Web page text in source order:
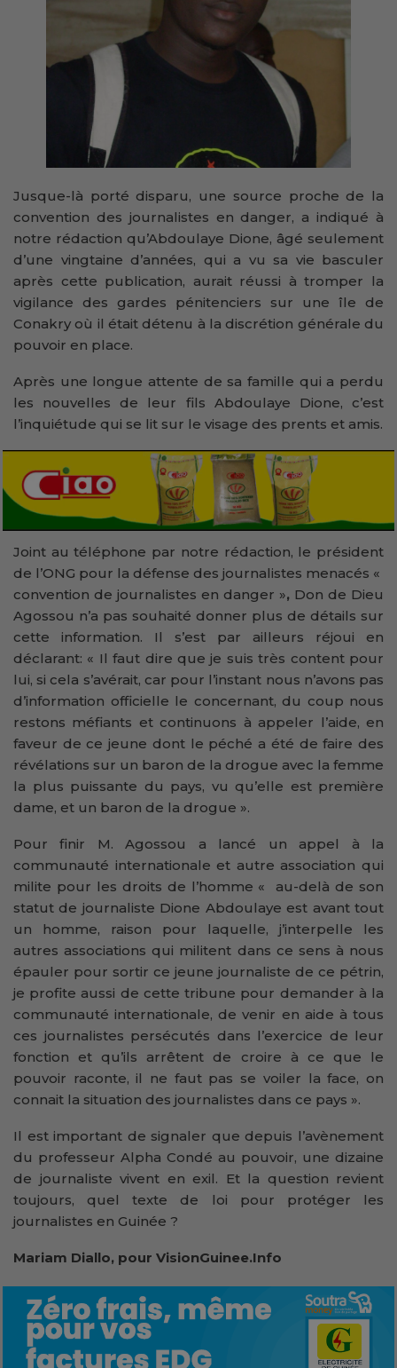
Jusque-là porté disparu, une source proche de la
convention des journalistes en danger, a indiqué à
notre rédaction qu’Abdoulaye Dione, âgé seulement
d’une vingtaine d’années, qui a vu sa vie basculer
après cette publication, aurait réussi à tromper la
vigilance des gardes pénitenciers sur une île de
Conakry où il était détenu à la discrétion générale du
pouvoir en place.
Après une longue attente de sa famille qui a perdu
les nouvelles de leur fils Abdoulaye Dione, c’est
l’inquiétude qui se lit sur le visage des prents et amis.
Joint au téléphone par notre rédaction, le président
de l’ONG pour la défense des journalistes menacés «
convention de journalistes en danger », Don de Dieu
Agossou n’a pas souhaité donner plus de détails sur
cette information. Il s’est par ailleurs réjoui en
déclarant: « Il faut dire que je suis très content pour
lui, si cela s’avérait, car pour l’instant nous n’avons pas
d’information officielle le concernant, du coup nous
restons méfiants et continuons à appeler l’aide, en
faveur de ce jeune dont le péché a été de faire des
révélations sur un baron de la drogue avec la femme
la plus puissante du pays, vu qu’elle est première
dame, et un baron de la drogue ».
Pour finir M. Agossou a lancé un appel à la
communauté internationale et autre association qui
milite pour les droits de l’homme « au-delà de son
statut de journaliste Dione Abdoulaye est avant tout
un homme, raison pour laquelle, j’interpelle les
autres associations qui militent dans ce sens à nous
épauler pour sortir ce jeune journaliste de ce pétrin,
je profite aussi de cette tribune pour demander à la
communauté internationale, de venir en aide à tous
ces journalistes persécutés dans l’exercice de leur
fonction et qu’ils arrêtent de croire à ce que le
pouvoir raconte, il ne faut pas se voiler la face, on
connait la situation des journalistes dans ce pays ».
Il est important de signaler que depuis l’avènement
du professeur Alpha Condé au pouvoir, une dizaine
de journaliste vivent en exil. Et la question revient
toujours, quel texte de loi pour protéger les
journalistes en Guinée ?
Mariam Diallo, pour VisionGuinee.Info